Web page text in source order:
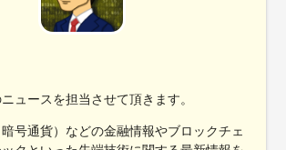
ュースを担当させて頂きます。
号通貨）などの金融情報やブロックチェ